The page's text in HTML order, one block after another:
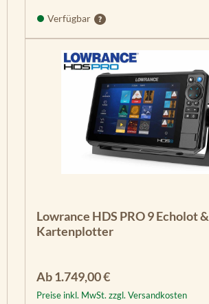
Verfügbar
Lowrance HDS PRO 9 Echolot &
Kartenplotter
Regulärer Preis:
Ab1.749,00 €
Preise inkl. MwSt. zzgl. Versandkosten